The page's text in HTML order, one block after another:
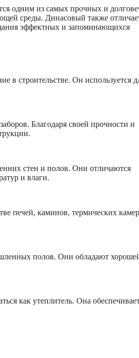
одним из самых прочных и
среды. Динасовый также
эффектных и запоминающихся
в строительстве. Он используется
Благодаря своей прочности и
стен и полов. Они отличаются
и влаги.
печей, каминов, термических
полов. Они обладают
как утеплитель. Она